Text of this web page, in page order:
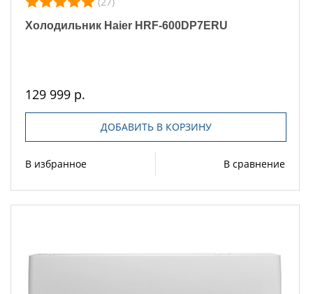
Холодильник Haier HRF-600DP7ERU
129 999 р.
ДОБАВИТЬ В КОРЗИНУ
В избранное В сравнение